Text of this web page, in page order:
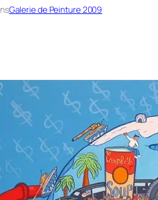
Galerie de Peinture 2009